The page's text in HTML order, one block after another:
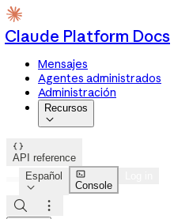
Claude Platform Docs
Mensajes
Agentes administrados
Administración
Recursos


API reference
Español


Console

